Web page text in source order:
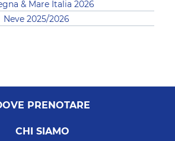
& Mare Italia 2026
Neve 2025/2026
PRENOTARE
CHI SIAMO